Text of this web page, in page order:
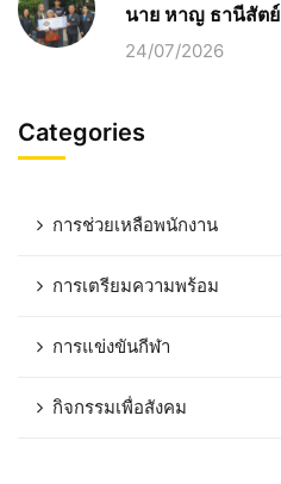
นาย หาญ ธานีสัตย์
24/07/2026
Categories
การช่วยเหลือพนักงาน
การเตรียมความพร้อม
การแข่งขันกีฬา
กิจกรรมเพื่อสังคม